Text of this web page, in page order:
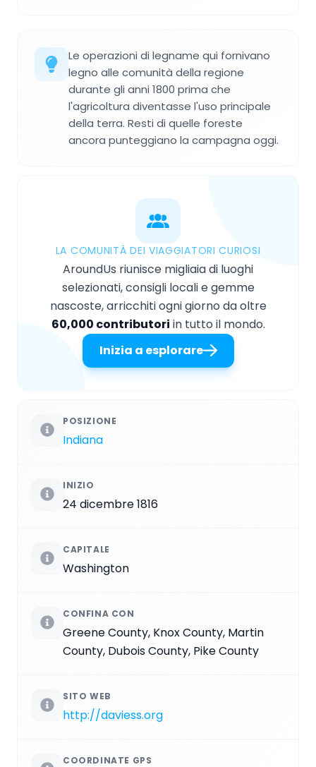
Le operazioni di legname qui fornivano
legno alle comunità della regione
durante gli anni 1800 prima che
l'agricoltura diventasse l'uso principale
della terra. Resti di quelle foreste
ancora punteggiano la campagna oggi.
LA COMUNITÀ DEI VIAGGIATORI CURIOSI
AroundUs riunisce migliaia di luoghi
selezionati, consigli locali e gemme
nascoste, arricchiti ogni giorno da oltre
60,000 contributori in tutto il mondo.
Inizia a esplorare
POSIZIONE
Indiana
INIZIO
24 dicembre 1816
CAPITALE
Washington
CONFINA CON
Greene County, Knox County, Martin
County, Dubois County, Pike County
SITO WEB
http://daviess.org
COORDINATE GPS